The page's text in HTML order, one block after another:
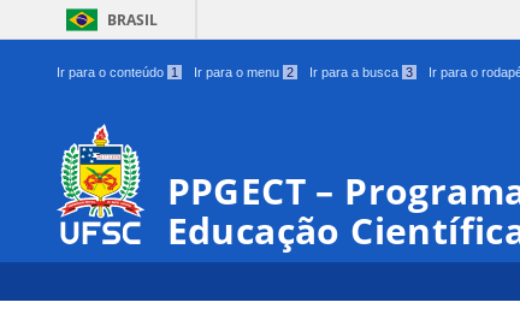
BRASIL
Ir para o conteúdo 1 Ir para o menu 2 Ir para a busca 3 Ir para o
PPGECT –
Educação